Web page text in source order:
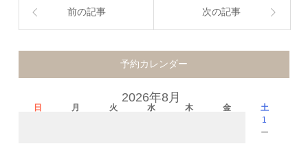
前の記事 次の記事
予約カレンダー
2026年8月
日 月 火 水 木 金
土
1
－